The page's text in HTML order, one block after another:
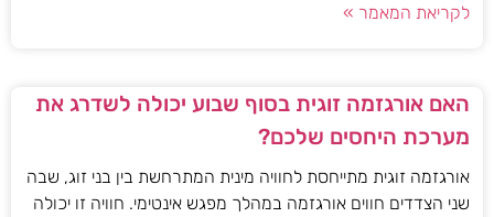
לקריאת המאמר »
האם אורגזמה זוגית בסוף שבוע יכולה לשדרג את
מערכת היחסים שלכם?
אורגזמה זוגית מתייחסת לחוויה מינית המתרחשת בין בני זוג, שבה
שני הצדדים חווים אורגזמה במהלך מפגש אינטימי. חוויה זו יכולה